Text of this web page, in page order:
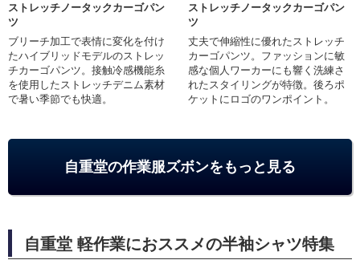
ストレッチノータックカーゴパン
ツ
ブリーチ加工で表情に変化を付け
たハイブリッドモデルのストレッ
チカーゴパンツ。接触冷感機能糸
を使用したストレッチデニム素材
で暑い季節でも快適。
ストレッチノータックカーゴパン
ツ
丈夫で伸縮性に優れたストレッチ
カーゴパンツ。ファッションに敏
感な個人ワーカーにも響く洗練さ
れたスタイリングが特徴。後ろポ
ケットにロゴのワンポイント。
自重堂の作業服ズボンをもっと見る
自重堂 軽作業におススメの半袖シャツ特集